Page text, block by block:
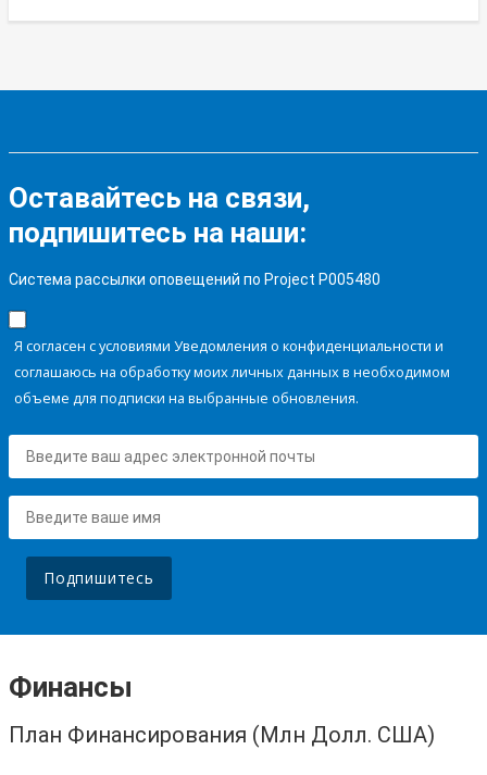
Оставайтесь на связи,
подпишитесь на наши:
Система рассылки оповещений по Project P005480
Я согласен с условиями Уведомления о конфиденциальности и
соглашаюсь на обработку моих личных данных в необходимом
объеме для подписки на выбранные обновления.
Подпишитесь
Финансы
План Финансирования (Млн Долл. США)